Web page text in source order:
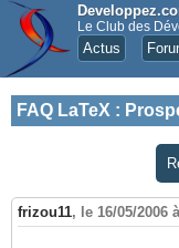
Le Club des
Actus
FAQ LaTeX :
frizou11, le 16/05/2006